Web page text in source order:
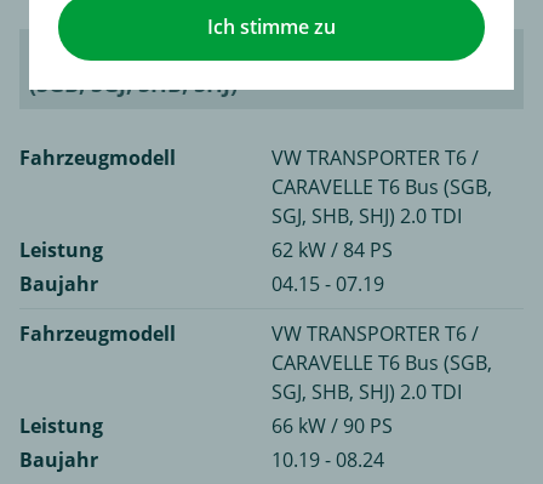
VW TRANSPORTER T6 / CARAVELLE T6 Bus
(SGB, SGJ, SHB, SHJ)
Fahrzeugmodell
VW TRANSPORTER T6 /
CARAVELLE T6 Bus (SGB,
SGJ, SHB, SHJ) 2.0 TDI
Leistung
62 kW / 84 PS
Baujahr
04.15 - 07.19
Fahrzeugmodell
VW TRANSPORTER T6 /
CARAVELLE T6 Bus (SGB,
SGJ, SHB, SHJ) 2.0 TDI
Leistung
66 kW / 90 PS
Baujahr
10.19 - 08.24
Ich stimme zu